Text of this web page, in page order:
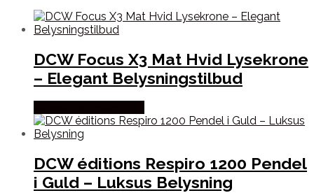
DCW Focus X3 Mat Hvid Lysekrone
– Elegant Belysningstilbud
DCW éditions Respiro 1200 Pendel
i Guld – Luksus Belysning